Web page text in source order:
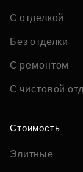
С отделкой
Без отделки
С ремонтом
С чистовой
Стоимость
Элитные